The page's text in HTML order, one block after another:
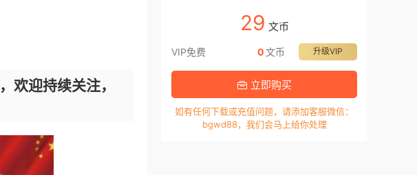
，欢迎持续关注，
29 文币
VIP免费 升级VIP
0文币
立即购买
如有任何下载或充值问题，请添加客服微信：
bgwd88，我们会马上给你处理